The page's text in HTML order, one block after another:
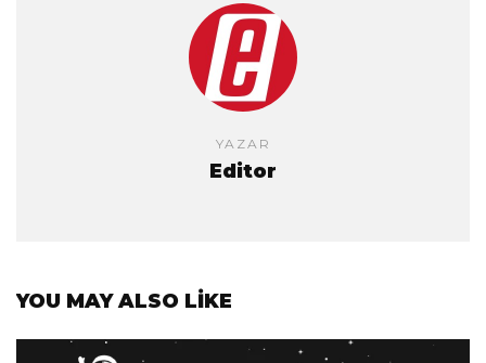
YAZAR
Editor
YOU MAY ALSO LIKE